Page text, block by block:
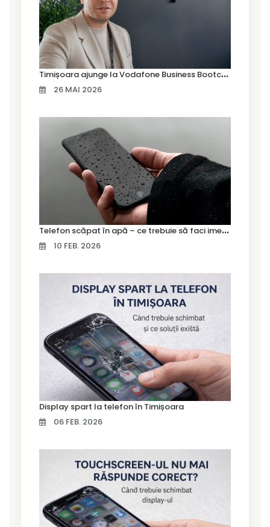
T
imișoara ajunge la Vodafone Business Bootcamp prin Marius Cermian de la Armour România
26 MAI 2026
T
elefon scăpat în apă – ce trebuie să faci imediat și ce greșeli să eviți
10 FEB. 2026
Display spart la telefon în Timișoara
06 FEB. 2026